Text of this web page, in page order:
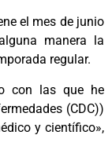
el mes de junio
manera la
regular.
con las que he
(CDC))
y científico»,